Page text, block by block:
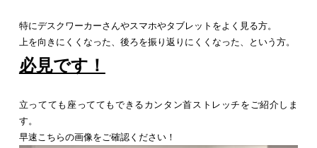
特にデスクワーカーさんやスマホやタブレットをよく見る方。
上を向きにくくなった、後ろを振り返りにくくなった、という方。
必見です！
立ってても座っててもできるカンタン首ストレッチをご紹介しま
す。
早速こちらの画像をご確認ください！